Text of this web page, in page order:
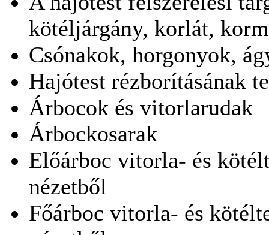
kötéljárgány, korlát,
Csónakok, horgonyok,
Hajótest rézborításának
Árbocok és vitorlarudak
Árbockosarak
Előárboc vitorla- és
nézetből
Főárboc vitorla- és